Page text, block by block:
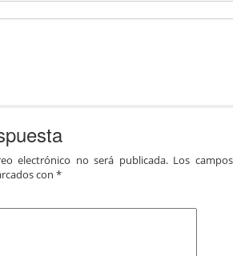
electrónico no será publicada. Los campos
con *